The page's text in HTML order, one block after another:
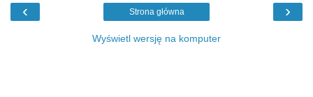
‹ ›
Strona główna
Wyświetl wersję na komputer